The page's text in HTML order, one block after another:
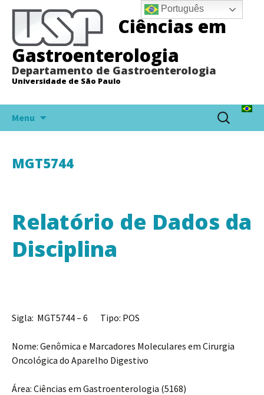
Ciências em
Gastroenterologia
Departamento de Gastroenterologia
Universidade de São Paulo
Menu
Pesquisar
por:
MGT5744
Relatório de Dados da
Disciplina
Sigla: MGT5744 – 6 Tipo: POS
Nome: Genômica e Marcadores Moleculares em Cirurgia
Oncológica do Aparelho Digestivo
Área: Ciências em Gastroenterologia (5168)
Português